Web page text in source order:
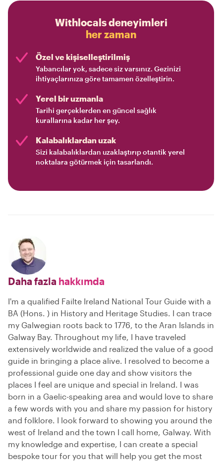
Withlocals deneyimleri
her zaman
Özel ve kişiselleştirilmiş
Yabancılar yok, sadece siz varsınız. Gezinizi
ihtiyaçlarınıza göre tamamen özelleştirin.
Yerel bir uzmanla
Tarihi gerçeklerden en güncel sağlık
kurallarına kadar her şey.
Kalabalıklardan uzak
Sizi kalabalıklardan uzaklaştırıp otantik yerel
noktalara götürmek için tasarlandı.
Daha fazla hakkımda
I'm a qualified Failte Ireland National Tour Guide with a
BA (Hons. ) in History and Heritage Studies. I can trace
my Galwegian roots back to 1776, to the Aran Islands in
Galway Bay. Throughout my life, I have traveled
extensively worldwide and realized the value of a good
guide in bringing a place alive. I resolved to become a
professional guide one day and show visitors the
places I feel are unique and special in Ireland. I was
born in a Gaelic-speaking area and would love to share
a few words with you and share my passion for history
and folklore. I look forward to showing you around the
west of Ireland and the town I call home, Galway. With
my knowledge and expertise, I can create a special
bespoke tour for you that will help you get the most